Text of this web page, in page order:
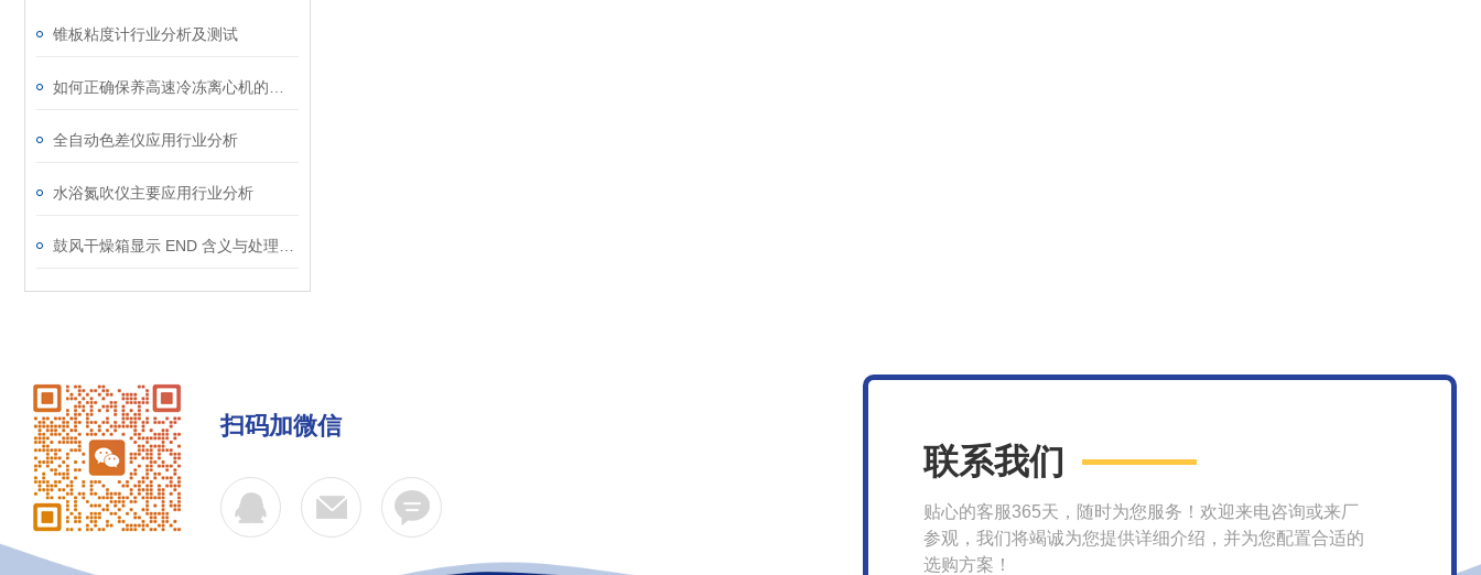
锥板粘度计行业分析及测试
全自动色差仪应用行业分析
水浴氮吹仪主要应用行业分析
扫码加微信
联系我们
贴心的客服365天，随时为您服务！欢迎来电咨询或来厂
参观，我们将竭诚为您提供详细介绍，并为您配置合适的
选购方案！